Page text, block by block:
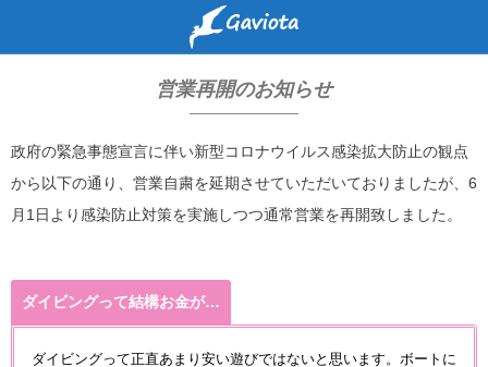
営業再開のお知らせ
政府の緊急事態宣言に伴い新型コロナウイルス感染拡大防止の観点
から以下の通り、営業自粛を延期させていただいておりましたが、6
月1日より感染防止対策を実施しつつ通常営業を再開致しました。
ダイビングって結構お金が…
ダイビングって正直あまり安い遊びではないと思います。ボートに